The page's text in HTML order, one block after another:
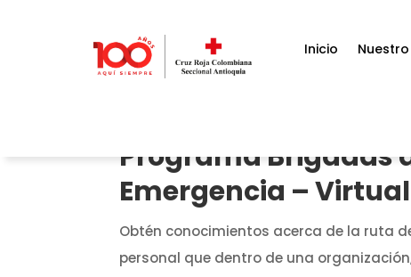
Inicio
Programa Brigadas
Emergencia – Virtual
Obtén conocimientos acerca de la ruta
personal que dentro de una